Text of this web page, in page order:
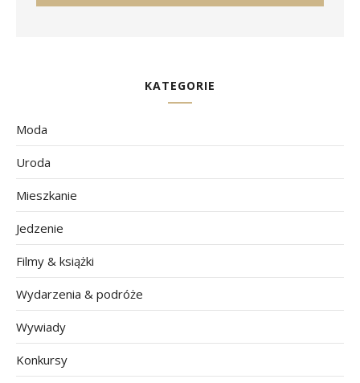
KATEGORIE
Moda
Uroda
Mieszkanie
Jedzenie
Filmy & książki
Wydarzenia & podróże
Wywiady
Konkursy